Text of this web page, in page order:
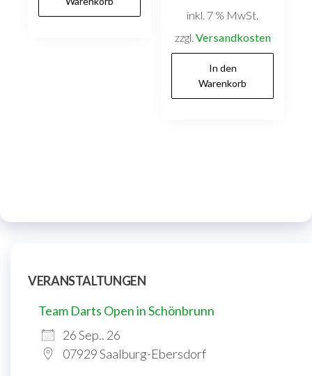
inkl. 7 % MwSt.
zzgl. Versandkosten
In den
Warenkorb
VERANSTALTUNGEN
Team Darts Open in Schönbrunn
26 Sep.. 26
07929 Saalburg-Ebersdorf